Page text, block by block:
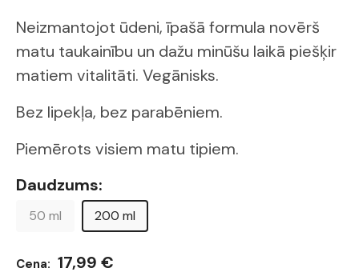
Neizmantojot ūdeni, īpašā formula novērš
matu taukainību un dažu minūšu laikā piešķir
matiem vitalitāti. Vegānisks.
Bez lipekļa, bez parabēniem.
Piemērots visiem matu tipiem.
Daudzums:
50 ml 200 ml
Cena: 17,99 €